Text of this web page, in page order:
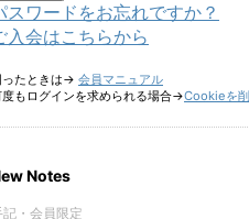
スワードをお忘れですか？
入会はこちらから
ったときは→ 会員マニュアル
度もログインを求められる場合→Cookieを
Notes
記・会員限定